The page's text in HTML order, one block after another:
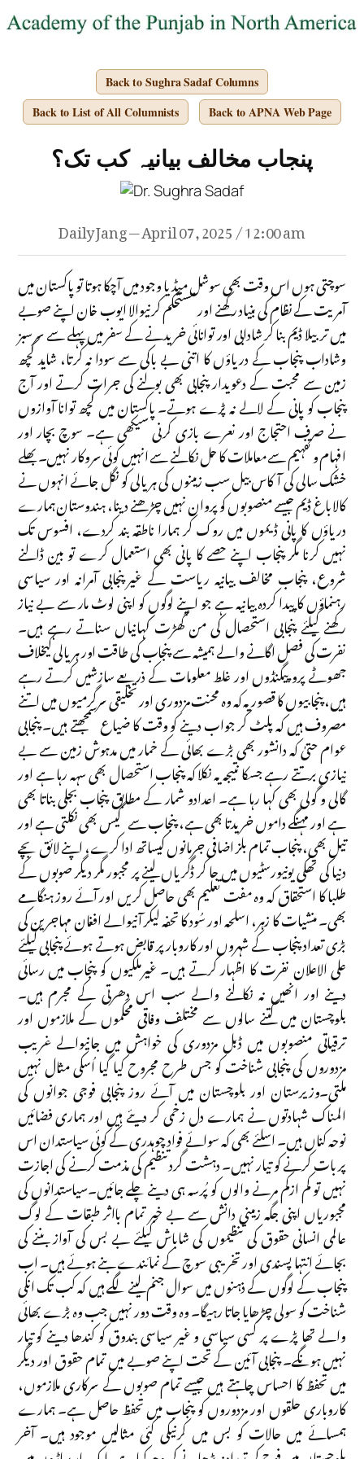
Back to Sughra Sadaf Columns
Back to List of All Columnists
Back to APNA Web Page
پنجاب مخالف بیانیہ کب تک؟
Daily Jang — April 07, 2025 / 12:00 am
سوچتی ہوں اس وقت بھی سوشل میڈیا وجود میں آچکا ہوتا تو پاکستان میں
آمریت کے نظام کی بنیاد رکھنے اور مستحکم کرنیوالا ایوب خان اپنے صوبے
میں تربیلا ڈیم بنا کر شادابی اور توانائی خریدنے کے سفر میں پہلے سے سرسبز
وشاداب پنجاب کے دریاؤں کا اتنی بے باکی سے سودا نہ کرتا، شاید کچھ
زمین سے محبت کے دعویدار پنجابی بھی بولنے کی جرات کرتے اور آج
پنجاب کو پانی کے لالے نہ پڑے ہوتے۔ پاکستان میں کچھ توانا آوازوں
نے صرف احتجاج اور نعرے بازی کرنی سیکھی ہے۔ سوچ بچار اور
افہام و تفہیم سے معاملات کا حل نکالنے سے انہیں کوئی سروکار نہیں۔ بھلے
خشک سالی کی آکاس بیل سب زمینوں کی ہریالی کو نگل جائے انہوں نے
کالا باغ ڈیم جیسے منصوبوں کو پروان نہیں چڑھنے دینا، ہندوستان ہمارے
دریاؤں کا پانی ڈیموں میں روک کر ہمارا ناطقہ بند کردے، افسوس تک
نہیں کرنا مگر پنجاب اپنے حصے کا پانی بھی استعمال کرے تو بین ڈالنے
شروع، پنجاب مخالف بیانیہ ریاست کے غیرپنجابی آمرانہ اور سیاسی
رہنماؤں کا پیدا کردہ بیانیہ ہے جو اپنے لوگوں کو اپنی لوٹ مار سے بے نیاز
رکھنے کیلئے پنجابی استحصال کی من گھڑت کہانیاں سناتے رہے ہیں۔
نفرت کی فصل اگانے والے ہمیشہ سے پنجاب کی طاقت اور ہریالی کیخلاف
جھوٹے پروپیگنڈوں اور غلط معلومات کے ذریعے سازشیں کرتے رہے
ہیں، پنجابیوں کا قصور یہ کہ وہ محنت مزدوری اور تخلیقی سرگرمیوں میں اتنے
مصروف ہیں کہ پلٹ کر جواب دینے کو وقت کا ضیاع سمجھتے ہیں۔ پنجابی
عوام حتیٰ کہ دانشور بھی بڑے بھائی کے خمار میں مدہوش زمین سے بے
نیازی برتتے رہے جسکا نتیجہ یہ نکلا کہ پنجاب استحصال بھی سہہ رہا ہے اور
گالی و گولی بھی کہا رہا ہے۔ اعدادو شمار کے مطابق پنجاب بجلی بناتا بھی
ہے اور مہنگے داموں خریدتا بھی ہے، پنجاب سے گیس بھی نکلتی ہے اور
تیل بھی، پنجاب تمام بلز اضافی جرمانوں کیساتھ ادا کرے، اپنے لائق بچے
دنیا کی تھکی یونیورسٹیوں میں جا کر ڈگریاں لینے پر مجبور مگر دیگر صوبوں کے
طلبا کا استحقاق کہ وہ مفت تعلیم بھی حاصل کریں اور آئے روز ہنگامے
بھی۔ منشیات کا زہر، اسلحہ اور سُود کا تحفہ لیکر آنیوالے افغان مہاجرین کی
بڑی تعداد پنجاب کے شہروں اور کاروبار پر قابض ہوتے ہوئے پنجابی کیلئے
علی الاعلان نفرت کا اظہار کرتے ہیں۔ غیرملکیوں کو پنجاب میں رسائی
دینے اور انھیں نہ نکالنے والے سب اس دھرتی کے مجرم ہیں۔
بلوچستان میں کتنے سالوں سے مختلف وفاقی محکموں کے ملازموں اور
ترقیاتی منصوبوں میں ڈبل مزدوری کی خواہش میں جانیوالے غریب
مزدوروں کی پنجابی شناخت کو جس طرح مجروح کیا گیا اُسکی مثال نہیں
ملتی۔وزیرستان اور بلوچستان میں آئے روز پنجابی فوجی جوانوں کی
المناک شہادتوں نے ہمارے دل زخمی کر دیئے ہیں اور ہماری فضائیں
نوحہ کناں ہیں۔ اسلئے بھی کہ سوائے فواد چوہدری کے کوئی سیاستدان اس
پر بات کرنے کو تیار نہیں۔ دہشت گرد تنظیم کی مذمت کرنے کی اجازت
نہیں تو کم ازکم مرنے والوں کو پُرسہ ہی دینے چلے جائیں۔سیاستدانوں کی
مجبوریاں اپنی جگہ زمینی دانش سے بے خبر تمام بااثر طبقات کے لوگ
عالمی انسانی حقوق کی تنظیموں کی شاباش کیلئے بے بس کی آواز بننے کی
بجائے انتہا پسندی اور تخریبی سوچ کے نمائندے بنے ہوئے ہیں۔ اب
پنجاب کے لوگوں کے ذہنوں میں سوال جنم لینے لگے ہیں کہ کب تک انکی
شناخت کو سولی چڑھایا جاتا رہیگا۔ وہ وقت دور نہیں جب وہ بڑے بھائی
والے تھا پڑے پر کسی سیاسی و غیر سیاسی بندوق کو کندھا دینے کو تیار
نہیں ہونگے۔ پنجابی آئین کے تحت اپنے صوبے میں تمام حقوق اور دیگر
میں تحفظ کا احساس چاہتے ہیں جیسے تمام صوبوں کے سرکاری ملازموں،
کاروباری حلقوں اور مزدوروں کو پنجاب میں تحفظ حاصل ہے۔ ہمارے
ہمسائے میں حالات کو بس میں کرنیکی کئی مثالیں موجود ہیں۔ آخر